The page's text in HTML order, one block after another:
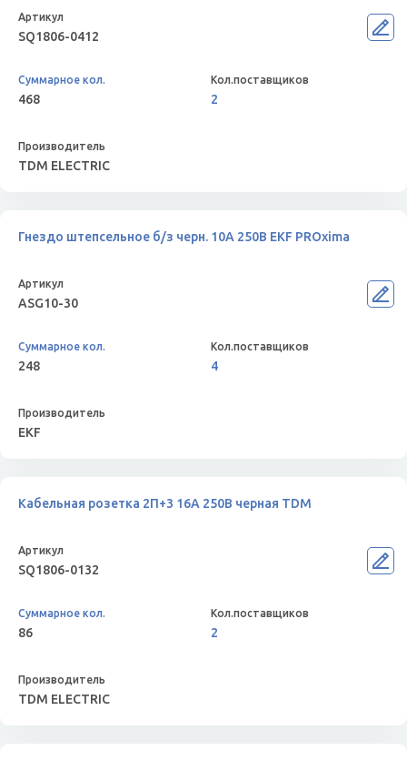
SQ1806-0412
468 2
TDM ELECTRIC
Гнездо штепсельное б/з черн. 10А 250В EKF PROxima
ASG10-30
248 4
EKF
Кабельная розетка 2П+3 16А 250B черная TDM
SQ1806-0132
86 2
TDM ELECTRIC